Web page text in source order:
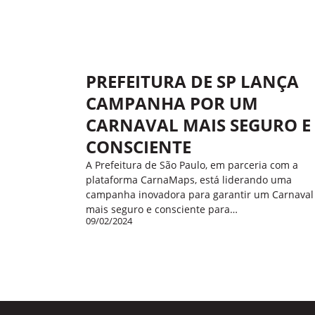
PREFEITURA DE SP LANÇA
CAMPANHA POR UM
CARNAVAL MAIS SEGURO E
CONSCIENTE
A Prefeitura de São Paulo, em parceria com a
plataforma CarnaMaps, está liderando uma
campanha inovadora para garantir um Carnaval
mais seguro e consciente para…
09/02/2024